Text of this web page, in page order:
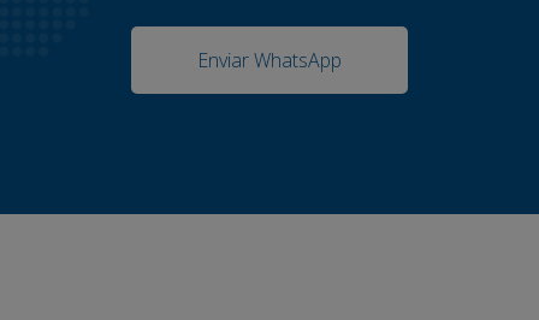
Enviar WhatsApp